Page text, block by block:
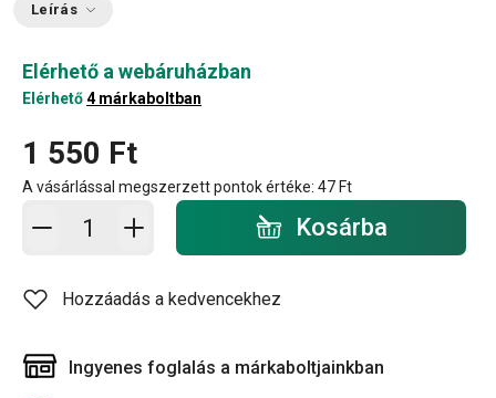
Leírás
Elérhető a webáruházban
Elérhető4 márkaboltban
1 550 Ft
A vásárlással megszerzett pontok értéke: 47 Ft
Kosárba - mennyiség Kosárba
Hozzáadás a kedvencekhez
Ingyenes foglalás a márkaboltjainkban